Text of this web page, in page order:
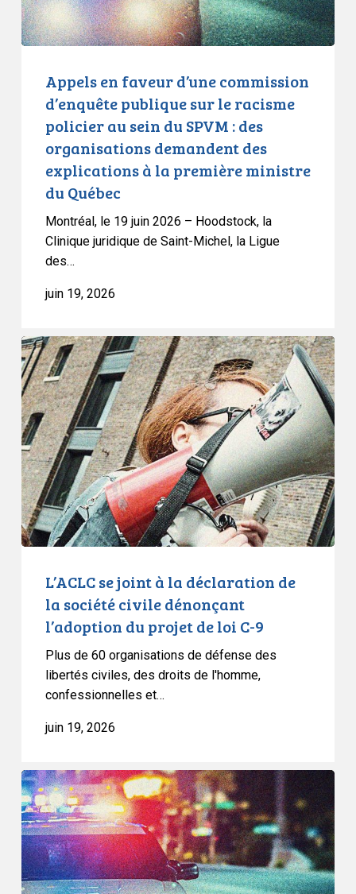
le
racisme
SPVM
organisations
demandent
explications
ministre
du
Québec
Appels en faveur d’une commission
d’enquête publique sur le racisme
policier au sein du SPVM : des
organisations demandent des
explications à la première ministre
du Québec
Montréal, le 19 juin 2026 – Hoodstock, la
Clinique juridique de Saint-Michel, la Ligue
des…
juin 19, 2026
L’ACLC
se
joint
à
la
déclaration
de
la
société
civile
projet
L’ACLC se joint à la déclaration de
la société civile dénonçant
l’adoption du projet de loi C-9
Plus de 60 organisations de défense des
libertés civiles, des droits de l'homme,
confessionnelles et…
juin 19, 2026
Le
LDL
et
le
CCLA
réclament